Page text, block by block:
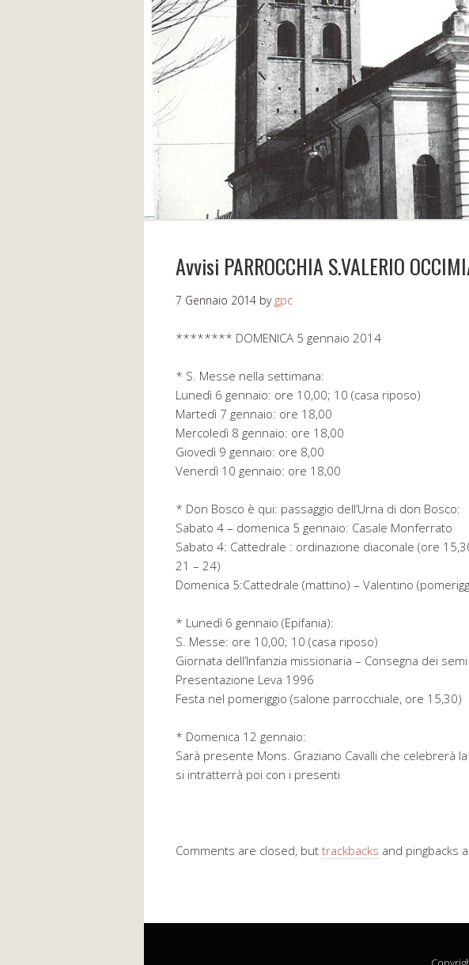
Avvisi PARROCCHIA S.VALERIO
7 Gennaio 2014 by gpc
******** DOMENICA 5 gennaio 2014
* S. Messe nella settimana:
Lunedì 6 gennaio: ore 10,00; 10 (casa riposo)
Martedì 7 gennaio: ore 18,00
Mercoledì 8 gennaio: ore 18,00
Giovedì 9 gennaio: ore 8,00
Venerdì 10 gennaio: ore 18,00
* Don Bosco è qui: passaggio dell’Urna di don Bosco:
Sabato 4 – domenica 5 gennaio: Casale Monferrato
Sabato 4: Cattedrale : ordinazione diaconale (ore
21 – 24)
Domenica 5:Cattedrale (mattino) – Valentino
* Lunedì 6 gennaio (Epifania):
S. Messe: ore 10,00; 10 (casa riposo)
Giornata dell’Infanzia missionaria – Consegna dei
Presentazione Leva 1996
Festa nel pomeriggio (salone parrocchiale, ore 15,30)
* Domenica 12 gennaio:
Sarà presente Mons. Graziano Cavalli che celebrerà
si intratterrà poi con i presenti
Comments are closed, but trackbacks and pingbacks